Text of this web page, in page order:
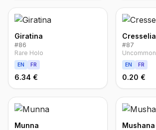
Giratina
#86
Rare Holo
EN FR
6.34 €
Cresselia
#87
Uncommon
EN FR
0.20 €
Munna Mushana